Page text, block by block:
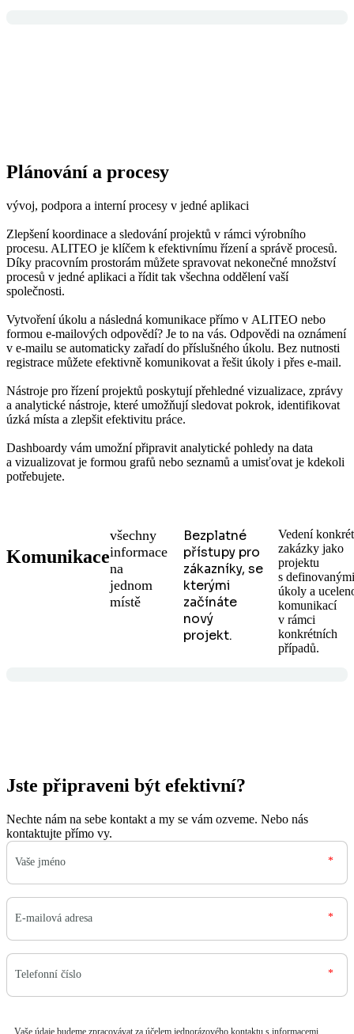
Plánování a procesy
vývoj, podpora a interní procesy v jedné aplikaci
Zlepšení koordinace a sledování projektů v rámci výrobního
procesu. ALITEO je klíčem k efektivnímu řízení a správě procesů.
Díky pracovním prostorám můžete spravovat nekonečné množství
procesů v jedné aplikaci a řídit tak všechna oddělení vaší
společnosti.
Vytvoření úkolu a následná komunikace přímo v ALITEO nebo
formou e-mailových odpovědí? Je to na vás. Odpovědi na oznámení
v e-mailu se automaticky zařadí do příslušného úkolu. Bez nutnosti
registrace můžete efektivně komunikovat a řešit úkoly i přes e-mail.
Nástroje pro řízení projektů poskytují přehledné vizualizace, zprávy
a analytické nástroje, které umožňují sledovat pokrok, identifikovat
úzká místa a zlepšit efektivitu práce.
Dashboardy vám umožní připravit analytické pohledy na data
a vizualizovat je formou grafů nebo seznamů a umisťovat je kdekoli
potřebujete.
Komunikace
všechny
informace
na
jednom
místě
Bezplatné
přístupy pro
zákazníky, se
kterými
začínáte
nový
projekt.
Vedení
zakázky jako
projektu
s
úkoly a
komunikací
v rámci
konkrétních
případů.
Jste připraveni být efektivní?
Nechte nám na sebe kontakt a my se vám ozveme. Nebo nás
kontaktujte přímo vy.